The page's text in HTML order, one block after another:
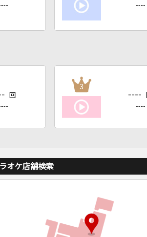
----
回
3
----
----
オケ店舗検索